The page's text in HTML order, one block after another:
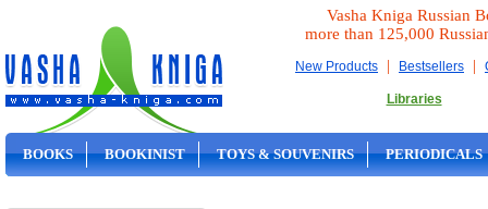
Vasha Kniga Russian
more than 125,000
New Products | Bestsellers |
Libraries
BOOKS BOOKINIST TOYS & SOUVENIRS PERIODICALS